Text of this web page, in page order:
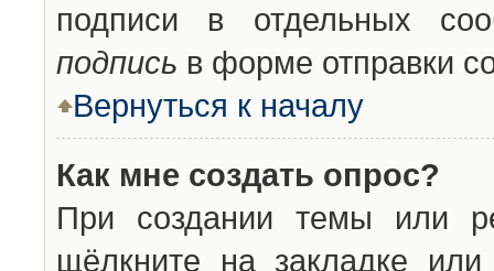
подписи в отдельных
подпись в форме отправки
Вернуться к началу
Как мне создать опрос?
При создании темы или
щёлкните на закладке